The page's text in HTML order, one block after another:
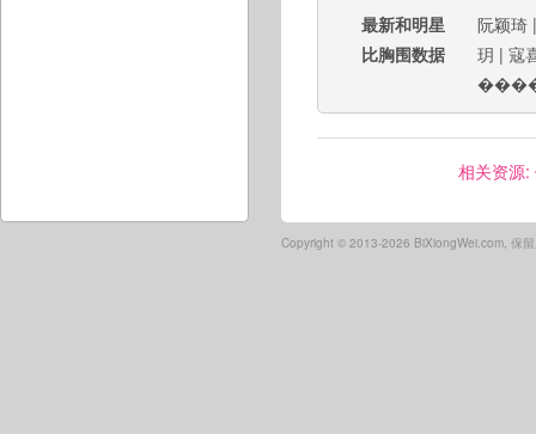
最新和明星
比胸围数据
阮颖琦
玥 | 寇
相关资源:
Copyright © 2013-2026 BiXiongWei.com, 保